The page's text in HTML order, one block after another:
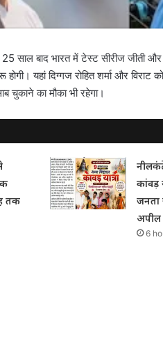
बाद भारत में टेस्ट सीरीज जीती और
यहां दिग्गज रोहित शर्मा और
चुकाने का मौका भी रहेगा।
तक
कांवड़
जनता
अपील
6